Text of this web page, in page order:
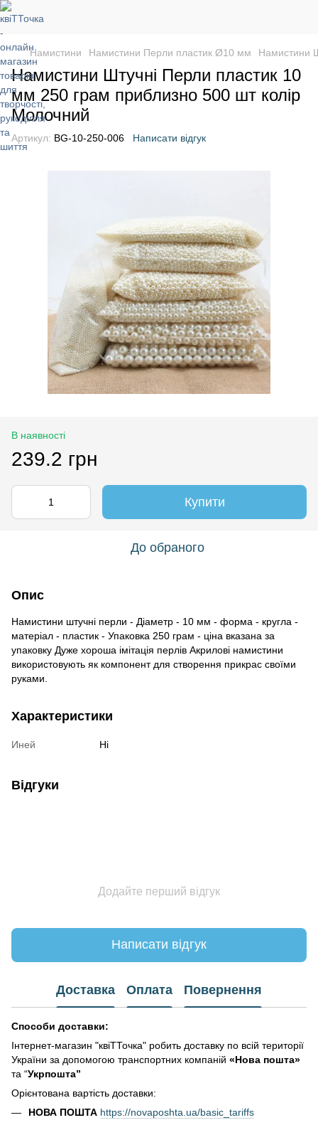
Намистини Намистини Перли пластик Ø10 мм Намистини
Намистини Штучні Перли пластик 10
мм 250 грам приблизно 500 шт колір
Молочний
Артикул: BG-10-250-006 Написати відгук
В наявності
239.2 грн
Купити
До обраного
Опис
Намистини штучні перли - Діаметр - 10 мм - форма - кругла -
матеріал - пластик - Упаковка 250 грам - ціна вказана за
упаковку Дуже хороша імітація перлів Акрилові намистини
використовують як компонент для створення прикрас своїми
руками.
Характеристики
Иней Ні
Відгуки
Додайте перший відгук
Написати відгук
Доставка Оплата Повернення
Способи доставки:
Інтернет-магазин "квіТТочка" робить доставку по всій території
України за допомогою транспортних компаній «Нова пошта»
та “Укрпошта”
Орієнтована вартість доставки:
НОВА ПОШТА https://novaposhta.ua/basic_tariffs